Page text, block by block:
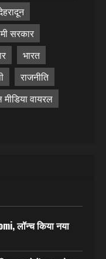
सरकार
भारत
राजनीति
वायरल
लॉन्च किया नया